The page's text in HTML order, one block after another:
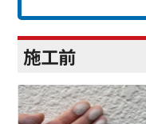
施工前